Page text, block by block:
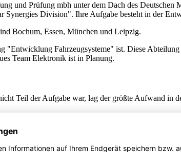
und Prüfung mbh unter dem Dach des
Division". Ihre Aufgabe besteht in der
Bochum, Essen, München und Leipzig.
Fahrzeugsysteme" ist. Diese
Team Elektronik ist in Planung.
Teil der Aufgabe war, lag der größte Aufwand in